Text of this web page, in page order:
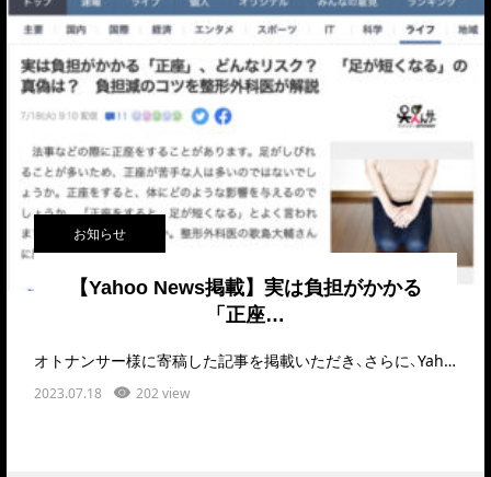
お知らせ
【Yahoo News掲載】実は負担がかかる
「正座…
オトナンサー様に寄稿した記事を掲載いただき、さらに、Yahoo!ニュースでも取りあげていただきま…
2023.07.18 202 view